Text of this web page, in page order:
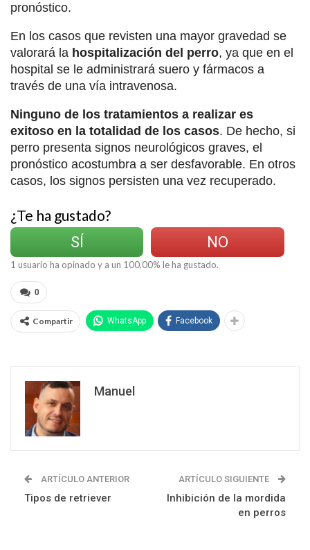
pronóstico.
En los casos que revisten una mayor gravedad se
valorará la hospitalización del perro, ya que en el
hospital se le administrará suero y fármacos a
través de una vía intravenosa.
Ninguno de los tratamientos a realizar es
exitoso en la totalidad de los casos. De hecho, si
perro presenta signos neurológicos graves, el
pronóstico acostumbra a ser desfavorable. En otros
casos, los signos persisten una vez recuperado.
¿Te ha gustado?
SÍ
NO
1 usuario ha opinado y a un 100,00% le ha gustado.
0
Compartir WhatsApp Facebook
Manuel
ARTÍCULO ANTERIOR
Tipos de retriever
ARTÍCULO SIGUIENTE
Inhibición de la mordida
en perros